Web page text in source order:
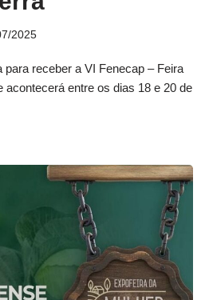
2025
para receber a VI Fenecap – Feira
acontecerá entre os dias 18 e 20 de